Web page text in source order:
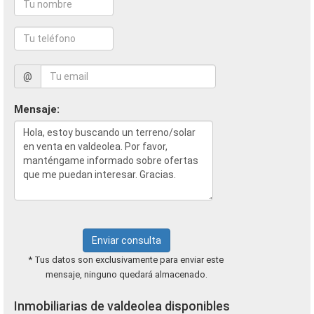
@
Mensaje:
Enviar consulta
* Tus datos son exclusivamente para enviar este
mensaje, ninguno quedará almacenado.
Inmobiliarias de valdeolea disponibles